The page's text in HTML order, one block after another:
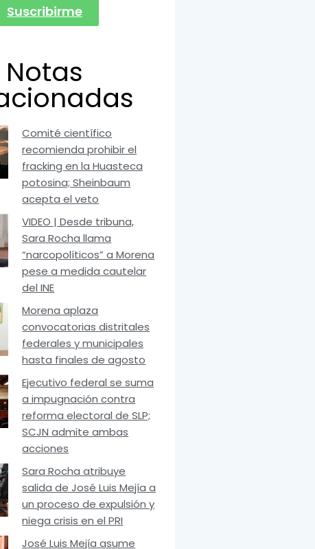
Suscribirme
Notas
Comité científico
recomienda prohibir el
fracking en la Huasteca
potosina; Sheinbaum
acepta el veto
VIDEO | Desde tribuna,
Sara Rocha llama
“narcopolíticos” a Morena
pese a medida cautelar
del INE
Morena aplaza
convocatorias distritales
federales y municipales
hasta finales de agosto
Ejecutivo federal se suma
a impugnación contra
reforma electoral de SLP;
SCJN admite ambas
acciones
Sara Rocha atribuye
salida de José Luis Mejía a
un proceso de expulsión y
niega crisis en el PRI
José Luis Mejía asume